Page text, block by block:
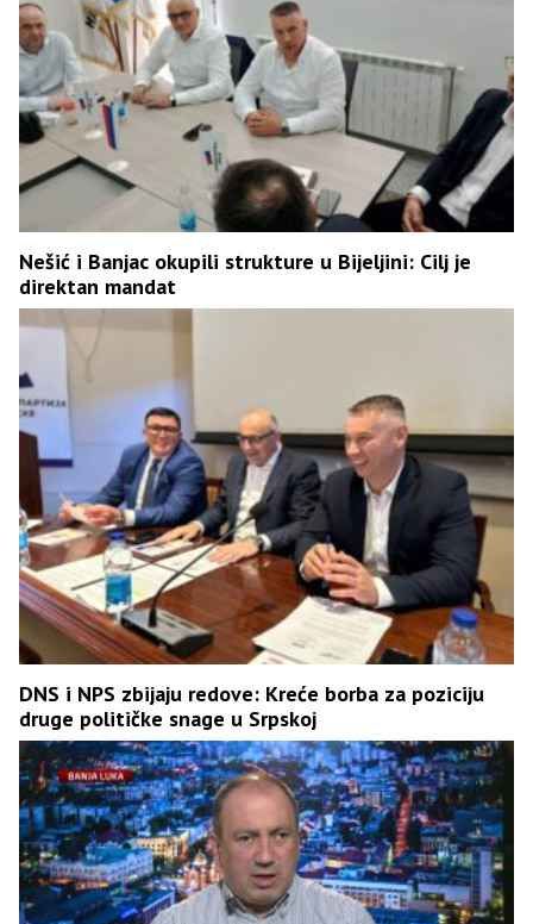
Nešić i Banjac okupili strukture u Bijeljini: Cilj je
direktan mandat
DNS i NPS zbijaju redove: Kreće borba za poziciju
druge političke snage u Srpskoj